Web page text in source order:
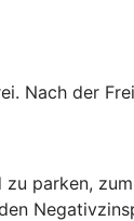
Nach der
parken,